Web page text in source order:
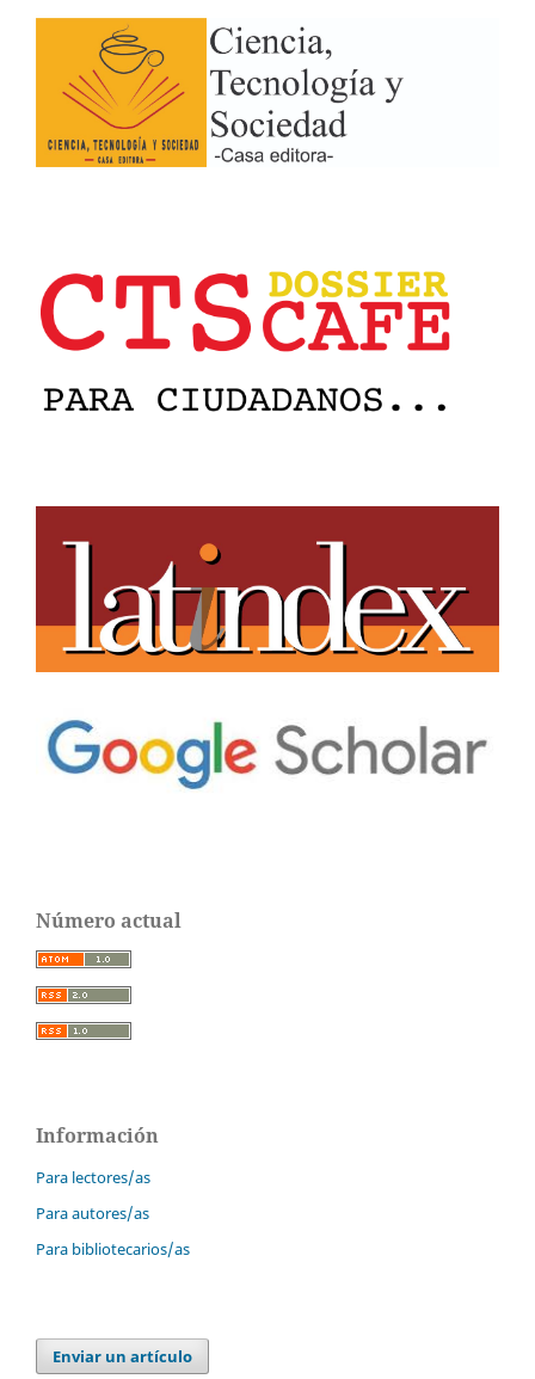
Número actual
Información
Para lectores/as
Para autores/as
Para bibliotecarios/as
Enviar un artículo